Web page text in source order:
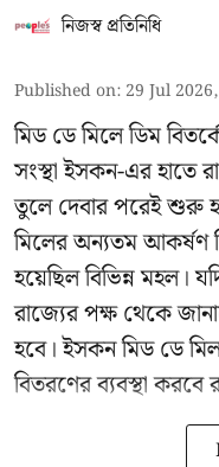
নিজস্ব প্রতিনিধি
Published on: 29 Jul
মিড ডে মিলে ডিম
সংস্থা ইসকন-এর হাতে
তুলে দেবার পরেই শুরু
মিলের অন্যতম আকর্ষণ
হয়েছিল বিভিন্ন মহল।
রাজ্যের পক্ষ থেকে
হবে। ইসকন মিড ডে
বিতরণের ব্যবস্থা